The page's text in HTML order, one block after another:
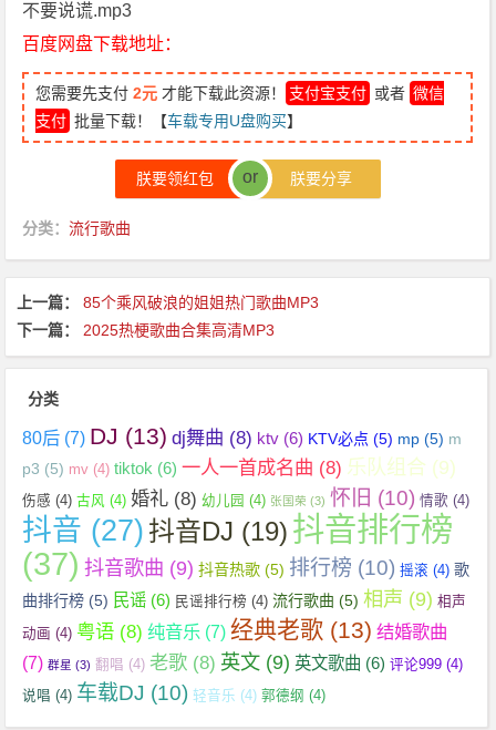
不要说谎.mp3
百度网盘下载地址：
您需要先支付2元 才能下载此资源！ 支付宝支付 或者 微信
支付 批量下载！【车载专用U盘购买】
朕要领红包 or 朕要分享
分类：流行歌曲
上一篇：
85个乘风破浪的姐姐热门歌曲MP3
下一篇：
2025热梗歌曲合集高清MP3
分类
80后 (7) DJ (13) dj舞曲 (8) ktv (6) KTV必点 (5) mp (5) m
p3 (5) mv (4) tiktok (6) 一人一首成名曲 (8) 乐队组合 (9)
伤感 (4) 古风 (4) 婚礼 (8) 幼儿园 (4) 张国荣 (3) 怀旧 (10) 情歌 (4)
抖音 (27) 抖音DJ (19) 抖音排行榜
(37) 抖音歌曲 (9) 抖音热歌 (5) 排行榜 (10) 摇滚 (4) 歌
曲排行榜 (5) 民谣 (6) 民谣排行榜 (4) 流行歌曲 (5) 相声 (9) 相声
动画 (4) 粤语 (8) 纯音乐 (7) 经典老歌 (13) 结婚歌曲
(7) 群星 (3) 翻唱 (4) 老歌 (8) 英文 (9) 英文歌曲 (6) 评论999 (4)
说唱 (4) 车载DJ (10) 轻音乐 (4) 郭德纲 (4)